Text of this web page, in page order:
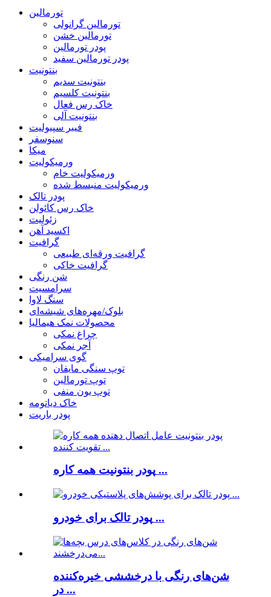
تورمالین
تورمالین گرانولی
تورمالین خشن
پودر تورمالین
پودر تورمالین سفید
بنتونیت
بنتونیت سدیم
بنتونیت کلسیم
خاک رس فعال
بنتونیت آلی
فیبر سپیولیت
سنوسفر
میکا
ورمیکولیت
ورمیکولیت خام
ورمیکولیت منبسط شده
پودر تالک
خاک رس کائولن
زئولیت
اکسید آهن
گرافیت
گرافیت ورقه‌ای طبیعی
گرافیت خاکی
شن رنگی
سرامسیت
سنگ لاوا
بلوک/مهره‌های شیشه‌ای
محصولات نمک هیمالیا
چراغ نمکی
آجر نمکی
گوی سرامیکی
توپ سنگی مایفان
توپ تورمالین
توپ یون منفی
خاک دیاتومه
پودر باریت
پودر بنتونیت همه کاره ...
پودر تالک برای خودرو ...
شن‌های رنگی با درخششی خیره‌کننده
در ...